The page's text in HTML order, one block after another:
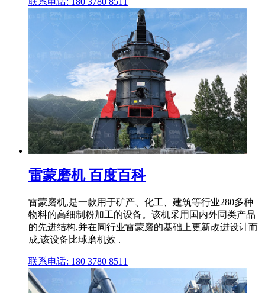
雷蒙磨机 百度百科
雷蒙磨机,是一款用于矿产、化工、建筑等行业280多种
物料的高细制粉加工的设备。该机采用国内外同类产品
的先进结构,并在同行业雷蒙磨的基础上更新改进设计而
成,该设备比球磨机效 .
联系电话: 180 3780 8511